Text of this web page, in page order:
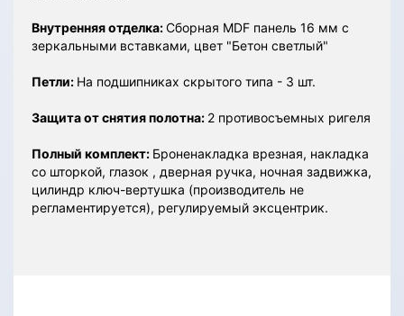
Внутренняя отделка:Сборная MDF панель 16 мм с
зеркальными вставками, цвет "Бетон светлый"
Петли: На подшипниках скрытого типа - 3 шт.
Защита от снятия полотна: 2 противосъемных ригеля
Полный комплект: Броненакладка врезная, накладка
со шторкой, глазок , дверная ручка, ночная задвижка,
цилиндр ключ-вертушка (производитель не
регламентируется), регулируемый эксцентрик.